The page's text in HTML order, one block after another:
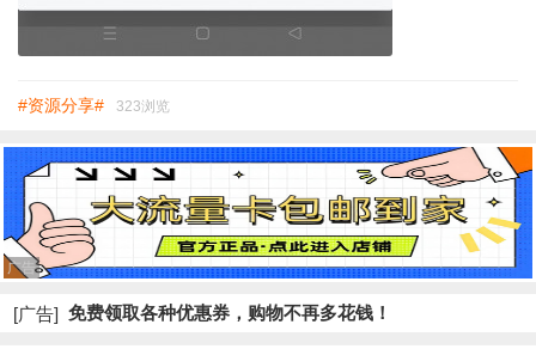
#资源分享# 323浏览
广告
[广告] 免费领取各种优惠券，购物不再多花钱！